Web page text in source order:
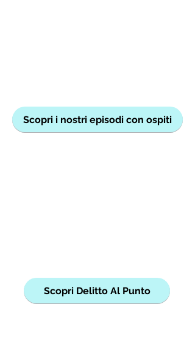
Scopri i nostri episodi con ospiti
Scopri Delitto Al Punto